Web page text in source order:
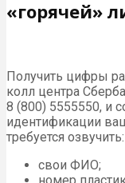
«горячей»
Получить цифры
колл центра
8 (800) 5555550, и
идентификации
требуется озвучить:
свои ФИО;